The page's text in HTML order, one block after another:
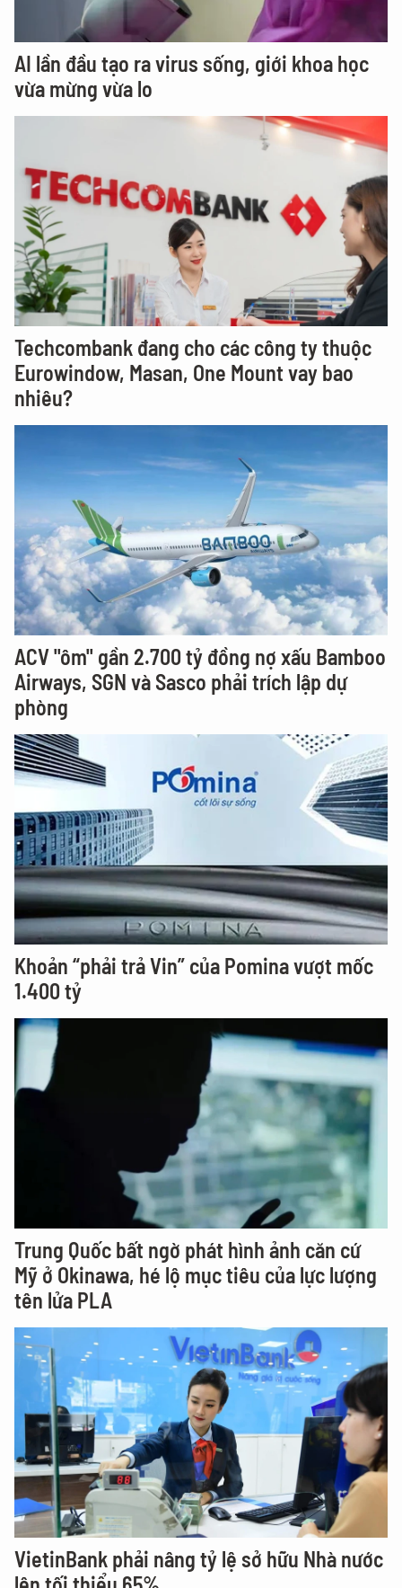
AI lần đầu tạo ra virus sống, giới khoa học
vừa mừng vừa lo
Techcombank đang cho các công ty thuộc
Eurowindow, Masan, One Mount vay bao
nhiêu?
ACV "ôm" gần 2.700 tỷ đồng nợ xấu Bamboo
Airways, SGN và Sasco phải trích lập dự
phòng
Khoản “phải trả Vin” của Pomina vượt mốc
1.400 tỷ
Trung Quốc bất ngờ phát hình ảnh căn cứ
Mỹ ở Okinawa, hé lộ mục tiêu của lực lượng
tên lửa PLA
VietinBank phải nâng tỷ lệ sở hữu Nhà nước